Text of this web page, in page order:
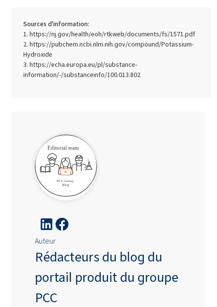
Sources d'information:
https://nj.gov/health/eoh/rtkweb/documents/fs/1571.pdf
https://pubchem.ncbi.nlm.nih.gov/compound/Potassium-
Hydroxide
https://echa.europa.eu/pl/substance-
information/-/substanceinfo/100.013.802
Auteur
Rédacteurs du blog du
portail produit du groupe
PCC